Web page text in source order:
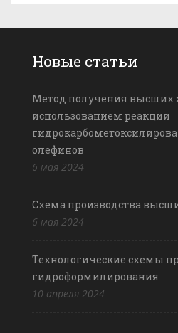
Новые статьи
Метод получения высших
использованием реакции
олефинов
6 мая 2024
Схема производства
6 мая 2024
Технологические схемы
гидроформилирования
10 апреля 2024